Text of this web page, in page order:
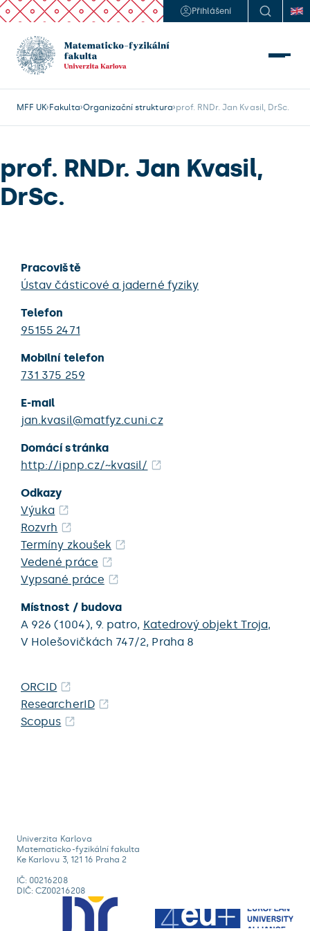
Přihlášení
MFF UK Fakulta Organizační struktura prof. RNDr. Jan Kvasil, DrSc.
prof. RNDr. Jan Kvasil,
DrSc.
Pracoviště
Ústav částicové a jaderné fyziky
Telefon
95155 2471
Mobilní telefon
731 375 259
E-mail
jan.kvasil@matfyz.cuni.cz
Domácí stránka
http://ipnp.cz/~kvasil/
Odkazy
Výuka
Rozvrh
Termíny zkoušek
Vedené práce
Vypsané práce
Místnost / budova
A 926 (1004), 9. patro, Katedrový objekt Troja,
V Holešovičkách 747/2, Praha 8
ORCID
ResearcherID
Scopus
Univerzita Karlova
Matematicko-fyzikální fakulta
Ke Karlovu 3, 121 16 Praha 2
IČ: 00216208
DIČ: CZ00216208